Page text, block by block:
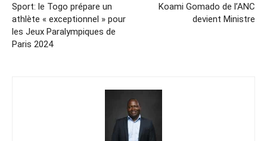
Sport: le Togo prépare un
athlète « exceptionnel » pour
les Jeux Paralympiques de
Paris 2024
Koami Gomado de l’ANC
devient Ministre